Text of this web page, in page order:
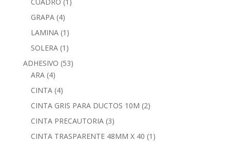
GRAPA (4)
LAMINA (1)
SOLERA (1)
ADHESIVO (53)
ARA (4)
CINTA (4)
CINTA GRIS PARA DUCTOS 10M (2)
CINTA PRECAUTORIA (3)
CINTA TRASPARENTE 48MM X 40 (1)